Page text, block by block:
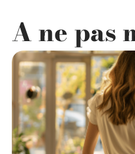
A ne pas